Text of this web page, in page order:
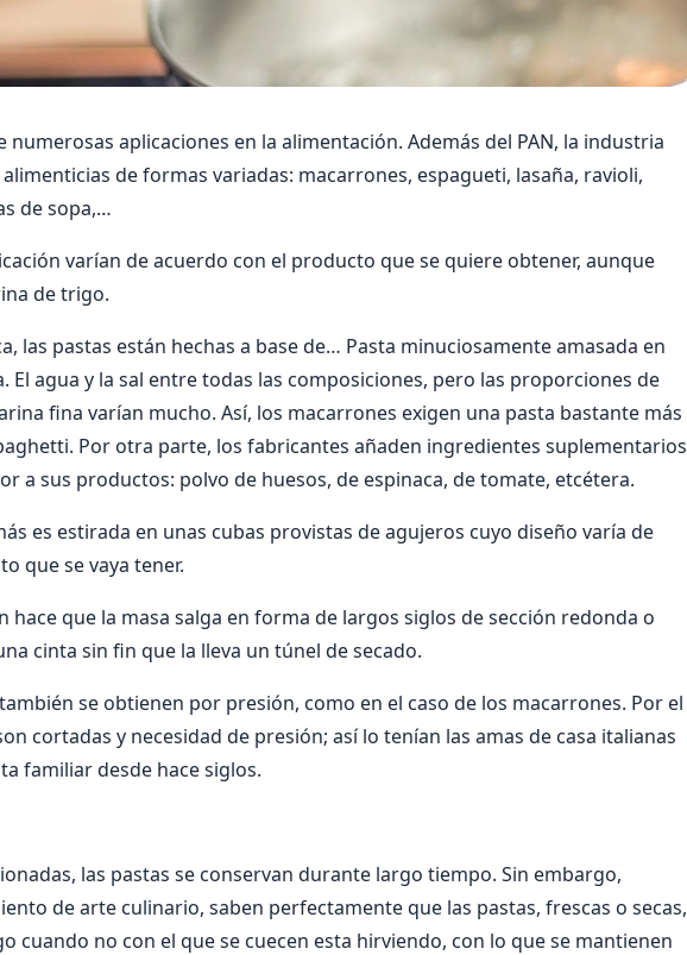
numerosas aplicaciones en la alimentación. Además del PAN, la industria
de formas variadas: macarrones, espagueti, lasaña, ravioli,
de sopa,…
varían de acuerdo con el producto que se quiere obtener, aunque
de trigo.
las pastas están hechas a base de… Pasta minuciosamente amasada en
El agua y la sal entre todas las composiciones, pero las proporciones de
fina varían mucho. Así, los macarrones exigen una pasta bastante más
Por otra parte, los fabricantes añaden ingredientes suplementarios
a sus productos: polvo de huesos, de espinaca, de tomate, etcétera.
es estirada en unas cubas provistas de agujeros cuyo diseño varía de
que se vaya tener.
hace que la masa salga en forma de largos siglos de sección redonda o
cinta sin fin que la lleva un túnel de secado.
se obtienen por presión, como en el caso de los macarrones. Por el
cortadas y necesidad de presión; así lo tenían las amas de casa italianas
familiar desde hace siglos.
las pastas se conservan durante largo tiempo. Sin embargo,
de arte culinario, saben perfectamente que las pastas, frescas o secas,
cuando no con el que se cuecen esta hirviendo, con lo que se mantienen